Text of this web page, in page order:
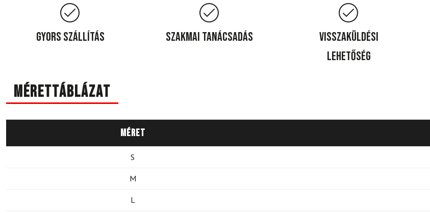
Gyors szállítás Szakmai tanácsadás
Visszaküldési
lehetőség
Mérettáblázat
Méret
S
M
L